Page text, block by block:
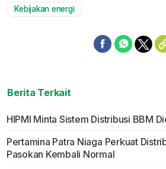
Kebijakan energi
Berita Terkait
HIPMI Minta Sistem Distribusi BBM
Pertamina Patra Niaga Perkuat
Pasokan Kembali Normal